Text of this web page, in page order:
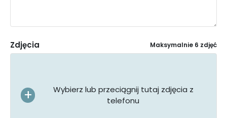
Zdjęcia Maksymalnie 6 zdjęć
Wybierz lub przeciągnij tutaj zdjęcia z
telefonu